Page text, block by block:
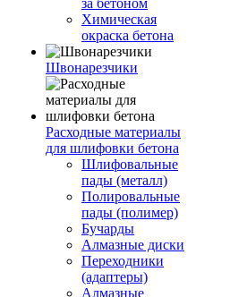
за бетоном
Химическая
окраска бетона
Швонарезчики
Расходные материалы
для шлифовки бетона
Шлифовальные
пады (металл)
Полировальные
пады (полимер)
Бучарды
Алмазные диски
Переходники
(адаптеры)
Алмазные